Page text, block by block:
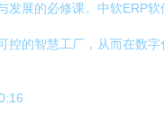
展的必修课。中软ERP
的智慧工厂，从而在数字